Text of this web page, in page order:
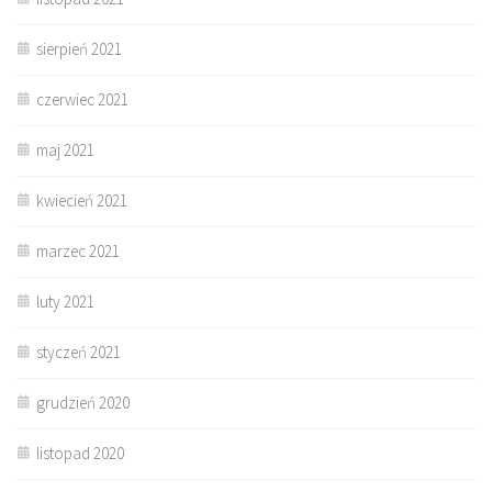
sierpień 2021
czerwiec 2021
maj 2021
kwiecień 2021
marzec 2021
luty 2021
styczeń 2021
grudzień 2020
listopad 2020